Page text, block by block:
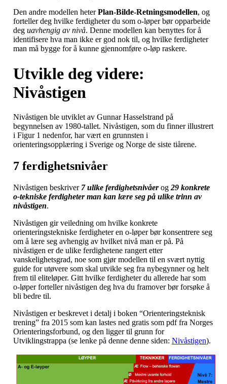
Den andre modellen heterPlan-Bilde-Retningsmodellen, og
forteller deg hvilke ferdigheter du som o-løper bør opparbeide
deg uavhengig av nivå. Denne modellen kan benyttes for å
identifisere hva man ikke er god nok til, og hvilke ferdigheter
man må bygge for å kunne gjennomføre o-løp raskere.
Utvikle deg videre:
Nivåstigen
Nivåstigen ble utviklet av Gunnar Hasselstrand på
begynnelsen av 1980-tallet. Nivåstigen, som du finner illustrert
i Figur 1 nedenfor, har vært en grunnsten i
orienteringsopplæring i Sverige og Norge de siste tiårene.
7 ferdighetsnivåer
Nivåstigen beskriver 7 ulike ferdighetsnivåerog 29 konkrete
o-tekniske ferdigheter man kan lære seg på ulike trinn av
nivåstigen.
Nivåstigen gir veiledning om hvilke konkrete
orienteringstekniske ferdigheter en o-løper bør konsentrere seg
om å lære seg avhengig av hvilket nivå man er på. På
nivåstigen er de ulike ferdighetene rangert etter
vanskelighetsgrad, noe som gjør modellen til en svært nyttig
guide for utøvere som skal utvikle seg fra nybegynner og helt
frem til eliteløper. Gitt hvilke ferdigheter du allerede har som
o-løper forteller nivåstigen deg hva du framover bør forsøke å
bli bedre til.
Nivåstigen er beskrevet i detalj i boken “Orienteringsteknisk
trening” fra 2015 som kan lastes ned gratis som pdf fra Norges
Orienteringsforbund, og den ligger til grunn for
Utviklingstrappa (se lenke på denne denne siden: Nivåstigen).